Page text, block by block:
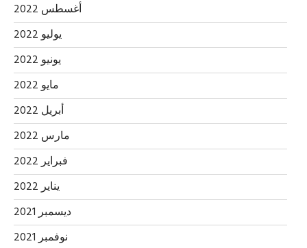
أغسطس 2022
يوليو 2022
يونيو 2022
مايو 2022
أبريل 2022
مارس 2022
فبراير 2022
يناير 2022
ديسمبر 2021
نوفمبر 2021